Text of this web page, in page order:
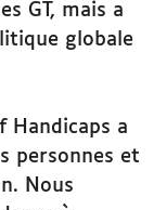
GT, mais a
globale
Handicaps a
personnes et
Nous